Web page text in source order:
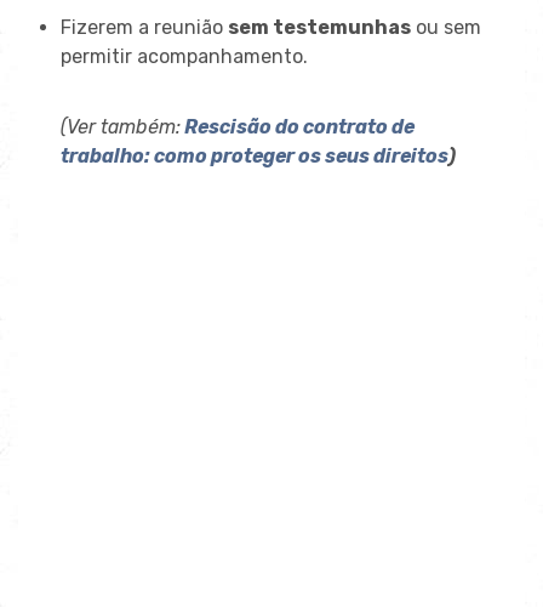
Fizerem a reunião sem testemunhas ou sem
permitir acompanhamento.
(Ver também:Rescisão do contrato de
trabalho: como proteger os seus direitos)